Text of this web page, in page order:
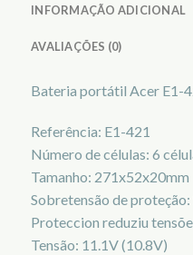
INFORMAÇÃO ADICIONAL
AVALIAÇÕES (0)
Bateria portátil Acer E1-
Referência: E1-421
Número de células: 6
Tamanho: 271x52x20mm
Sobretensão de proteção:
Proteccion reduziu
Tensão: 11.1V (10.8V)